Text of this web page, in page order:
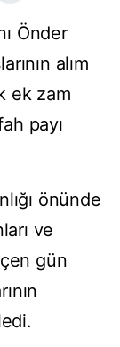
Önder
alım
ek zam
payı
önünde
ve
gün